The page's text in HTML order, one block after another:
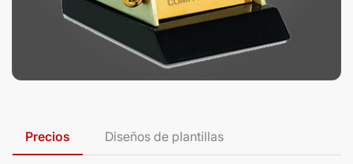
Precios Diseños de plantillas